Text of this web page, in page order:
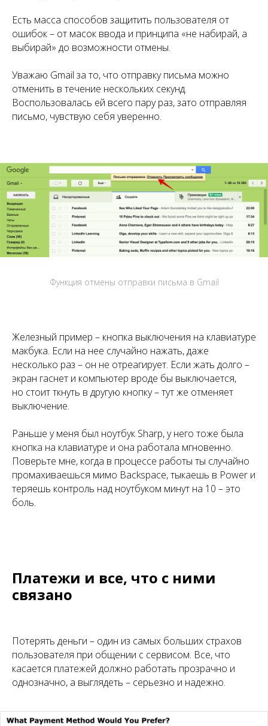
Есть масса способов защитить пользователя от
ошибок – от масок ввода и принципа «не набирай, а
выбирай» до возможности отмены.
Уважаю Gmail за то, что отправку письма можно
отменить в течение нескольких секунд.
Воспользовалась ей всего пару раз, зато отправляя
письмо, чувствую себя уверенно.
Функция отмены отправки письма в Gmail
Железный пример – кнопка выключения на клавиатуре
макбука. Если на нее случайно нажать, даже
несколько раз – он не отреагирует. Если жать долго –
экран гаснет и компьютер вроде бы выключается,
но стоит ткнуть в другую кнопку – тут же отменяет
выключение.
Раньше у меня был ноутбук Sharp, у него тоже была
кнопка на клавиатуре и она работала мгновенно.
Поверьте мне, когда в процессе работы ты случайно
промахиваешься мимо Backspace, тыкаешь в Power и
теряешь контроль над ноутбуком минут на 10 – это
боль.
Платежи и все, что с ними
связано
Потерять деньги – один из самых больших страхов
пользователя при общении с сервисом. Все, что
касается платежей должно работать прозрачно и
однозначно, а выглядеть – серьезно и надежно.